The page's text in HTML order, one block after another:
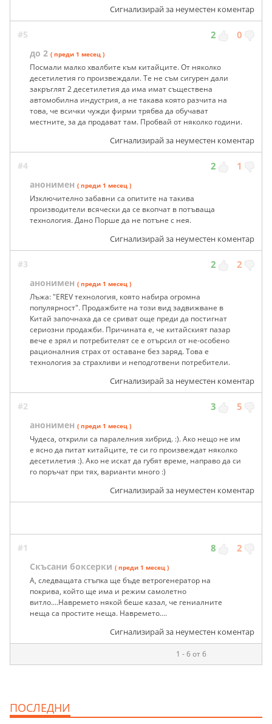
Сигнализирай за неуместен коментар
#5 2 0
до 2 ( преди 1 месец )
Посмали малко хвалбите към китайците. От няколко
десетилетия го произвеждали. Те не съм сигурен дали
закръглят 2 десетилетия да има имат съществена
автомобилна индустрия, а не такава която разчита на
това, че всички чужди фирми трябва да обучават
местните, за да продават там. Пробвай от няколко години.
Сигнализирай за неуместен коментар
#4 2 1
анонимен ( преди 1 месец )
Изключително забавни са опитите на такива
производители всячески да се вкопчат в потъваща
технология. Дано Порше да не потъне с нея.
Сигнализирай за неуместен коментар
#3 2 2
анонимен ( преди 1 месец )
Лъжа: "EREV технология, която набира огромна
популярност". Продажбите на този вид задвижване в
Китай започнаха да се сриват още преди да постигнат
сериозни продажби. Причината е, че китайският пазар
вече е зрял и потребителят се е отърсил от не-особено
рационалния страх от оставане без заряд. Това е
технология за страхливи и неподготвени потребители.
Сигнализирай за неуместен коментар
#2 3 5
анонимен ( преди 1 месец )
Чудеса, открили са паралелния хибрид. :). Ако нещо не им
е ясно да питат китайците, те си го произвеждат няколко
десетилетия :). Ако не искат да губят време, направо да си
го поръчат при тях, варианти много :)
Сигнализирай за неуместен коментар
#1 8 2
Скъсани боксерки ( преди 1 месец )
А, следващата стъпка ще бъде ветрогенератор на
покрива, който ще има и режим самолетно
витло....Навремето някой беше казал, че гениалните
неща са простите неща. Навремето....
Сигнализирай за неуместен коментар
1 - 6 от 6
ПОСЛЕДНИ